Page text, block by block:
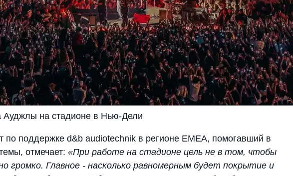
Ауджлы на стадионе в Нью-Дели
по поддержке d&b audiotechnik в регионе EMEA, помогавший в
отмечает: «При работе на стадионе цель не в том, чтобы
громко. Главное - насколько равномерным будет покрытие и